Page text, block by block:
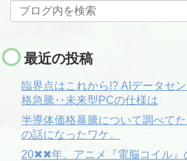
最近の投稿
臨界点はこれから!? AIデータセ
格急騰‥未来型PCの仕様は
半導体価格暴騰について調べて
の話になったワケ。
20✖✖年。アニメ『電脳コイル』